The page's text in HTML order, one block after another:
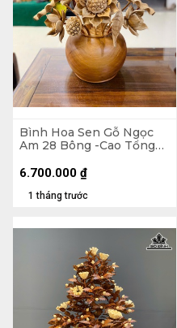
Bình Hoa Sen Gỗ Ngọc
Am 28 Bông -Cao Tổng
Đường Kính 30 (cm)
1 tháng trước
6.700.000 ₫